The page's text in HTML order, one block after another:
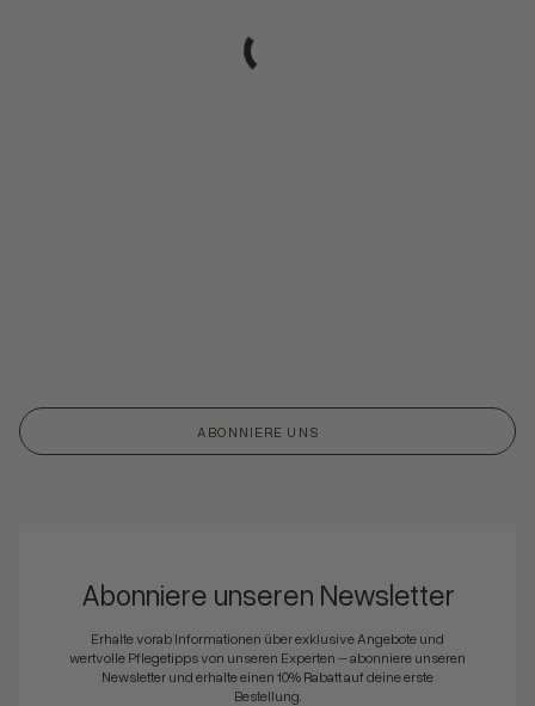
ABONNIERE UNS
Abonniere unseren Newsletter
Erhalte vorab Informationen über exklusive Angebote und
wertvolle Pflegetipps von unseren Experten – abonniere unseren
Newsletter und erhalte einen 10% Rabatt auf deine erste
Bestellung.